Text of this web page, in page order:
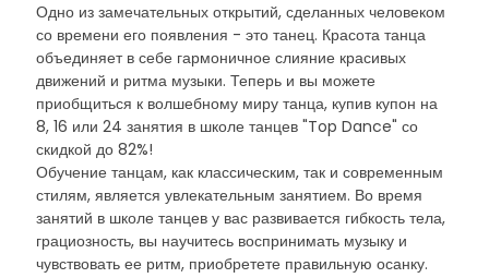
Одно из замечательных открытий, сделанных человеком
со времени его появления - это танец. Красота танца
объединяет в себе гармоничное слияние красивых
движений и ритма музыки. Теперь и вы можете
приобщиться к волшебному миру танца, купив купон на
8, 16 или 24 занятия в школе танцев "Top Dance" со
скидкой до 82%!
Обучение танцам, как классическим, так и современным
стилям, является увлекательным занятием. Во время
занятий в школе танцев у вас развивается гибкость тела,
грациозность, вы научитесь воспринимать музыку и
чувствовать ее ритм, приобретете правильную осанку.